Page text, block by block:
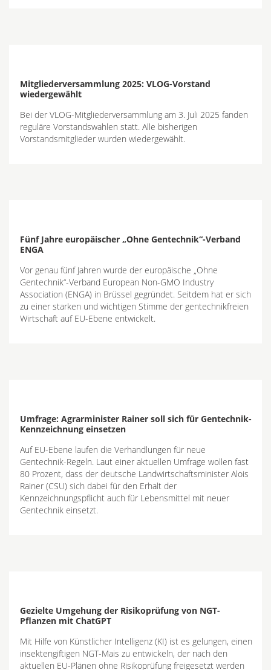
Mitgliederversammlung 2025: VLOG-Vorstand
wiedergewählt
Bei der VLOG-Mitgliederversammlung am 3. Juli 2025 fanden
reguläre Vorstandswahlen statt. Alle bisherigen
Vorstandsmitglieder wurden wiedergewählt.
Fünf Jahre europäischer „Ohne Gentechnik“-Verband
ENGA
Vor genau fünf Jahren wurde der europäische „Ohne
Gentechnik“-Verband European Non-GMO Industry
Association (ENGA) in Brüssel gegründet. Seitdem hat er sich
zu einer starken und wichtigen Stimme der gentechnikfreien
Wirtschaft auf EU-Ebene entwickelt.
Umfrage: Agrarminister Rainer soll sich für Gentechnik-
Kennzeichnung einsetzen
Auf EU-Ebene laufen die Verhandlungen für neue
Gentechnik-Regeln. Laut einer aktuellen Umfrage wollen fast
80 Prozent, dass der deutsche Landwirtschaftsminister Alois
Rainer (CSU) sich dabei für den Erhalt der
Kennzeichnungspflicht auch für Lebensmittel mit neuer
Gentechnik einsetzt.
Gezielte Umgehung der Risikoprüfung von NGT-
Pflanzen mit ChatGPT
Mit Hilfe von Künstlicher Intelligenz (KI) ist es gelungen, einen
insektengiftigen NGT-Mais zu entwickeln, der nach den
aktuellen EU-Plänen ohne Risikoprüfung freigesetzt werden